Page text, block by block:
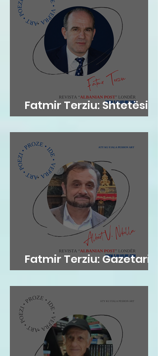
Fatmir Terziu: Shtetësia
britanike sipas lindjes
Fatmir Terziu: Gazetari si
kujtesë, poezia si atdhe